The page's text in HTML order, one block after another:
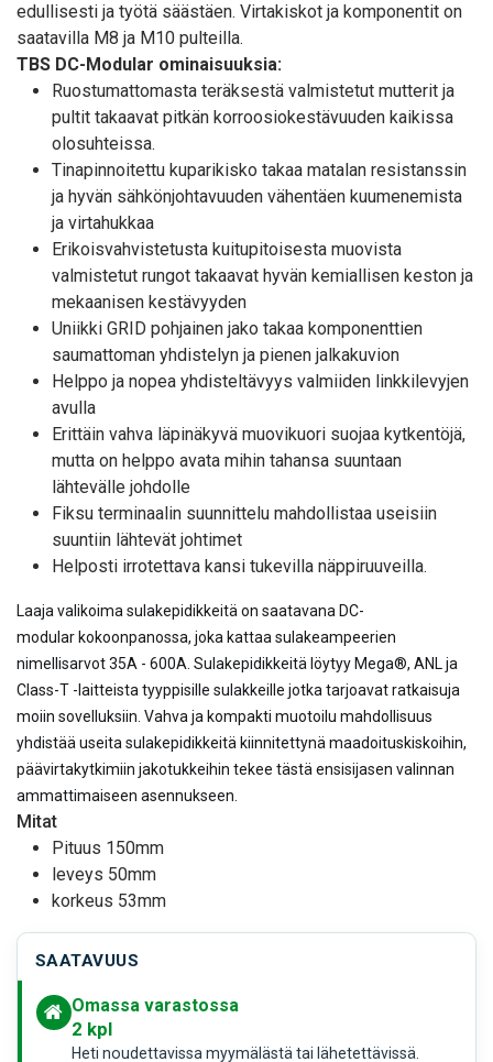
edullisesti ja työtä säästäen. Virtakiskot ja komponentit on
saatavilla M8 ja M10 pulteilla.
TBS DC-Modular ominaisuuksia:
Ruostumattomasta teräksestä valmistetut mutterit ja
pultit takaavat pitkän korroosiokestävuuden kaikissa
olosuhteissa.
Tinapinnoitettu kuparikisko takaa matalan resistanssin
ja hyvän sähkönjohtavuuden vähentäen kuumenemista
ja virtahukkaa
Erikoisvahvistetusta kuitupitoisesta muovista
valmistetut rungot takaavat hyvän kemiallisen keston ja
mekaanisen kestävyyden
Uniikki GRID pohjainen jako takaa komponenttien
saumattoman yhdistelyn ja pienen jalkakuvion
Helppo ja nopea yhdisteltävyys valmiiden linkkilevyjen
avulla
Erittäin vahva läpinäkyvä muovikuori suojaa kytkentöjä,
mutta on helppo avata mihin tahansa suuntaan
lähtevälle johdolle
Fiksu terminaalin suunnittelu mahdollistaa useisiin
suuntiin lähtevät johtimet
Helposti irrotettava kansi tukevilla näppiruuveilla.
Laaja valikoima sulakepidikkeitä on saatavana DC-
modular kokoonpanossa, joka kattaa sulakeampeerien
nimellisarvot 35A - 600A. Sulakepidikkeitä löytyy Mega®, ANL ja
Class-T -laitteista tyyppisille sulakkeille jotka tarjoavat ratkaisuja
moiin sovelluksiin. Vahva ja kompakti muotoilu mahdollisuus
yhdistää useita sulakepidikkeitä kiinnitettynä maadoituskiskoihin,
päävirtakytkimiin jakotukkeihin tekee tästä ensisijasen valinnan
ammattimaiseen asennukseen.
Mitat
Pituus 150mm
leveys 50mm
korkeus 53mm
SAATAVUUS
Omassa varastossa
2 kpl
Heti noudettavissa myymälästä tai lähetettävissä.